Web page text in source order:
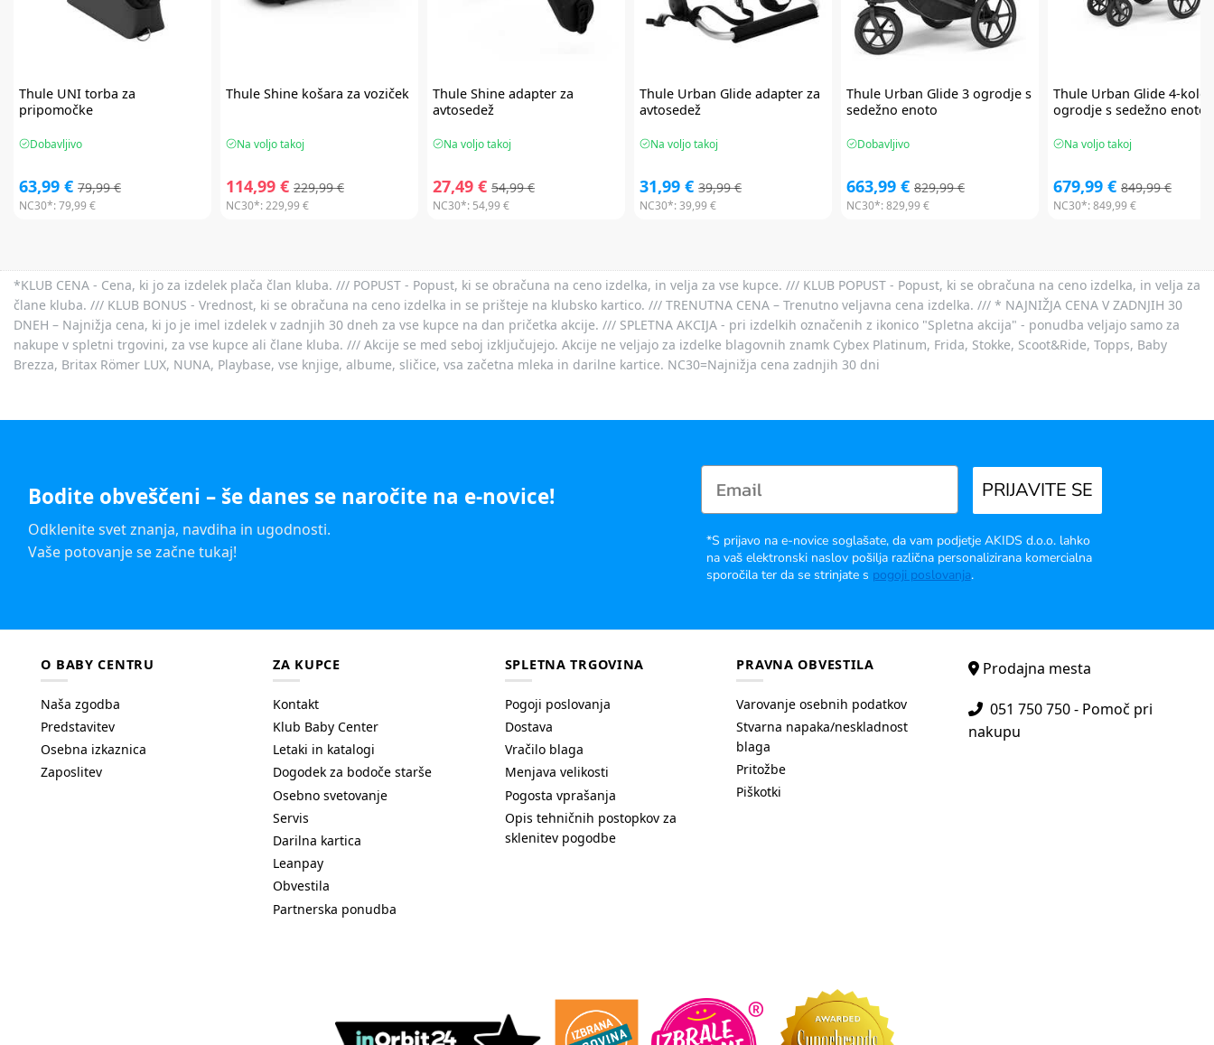
ThuleUNI torba za
pripomočke
Dobavljivo
63,99 € 79,99 €
NC30*:79,99 €
Thule Shine košara za voziček
Na voljo takoj
114,99 € 229,99 €
NC30*:229,99 €
Thule Shine adapter za
avtosedež
Na voljo takoj
27,49 € 54,99 €
NC30*: 54,99 €
Thule Urban Glide adapter za
avtosedež
Na voljo takoj
31,99 € 39,99 €
NC30*:39,99 €
ThuleUrban Glide 3 ogrodje s
sedežno enoto
Dobavljivo
663,99 € 829,99 €
NC30*:829,99 €
Thule Urban Glide 4-
ogrodje s sedežno enoto
Na voljo takoj
679,99 € 849,99 €
NC30*:849,99 €
*KLUB CENA - Cena, ki jo za izdelek plača član kluba. /// POPUST - Popust, ki se obračuna na ceno izdelka, in velja za vse kupce. /// KLUB POPUST - Popust, ki se obračuna na ceno izdelka, in velja za
člane kluba. /// KLUB BONUS - Vrednost, ki se obračuna na ceno izdelka in se prišteje na klubsko kartico. /// TRENUTNA CENA – Trenutno veljavna cena izdelka. /// * NAJNIŽJA CENA V ZADNJIH 30
DNEH – Najnižja cena, ki jo je imel izdelek v zadnjih 30 dneh za vse kupce na dan pričetka akcije. /// SPLETNA AKCIJA - pri izdelkih označenih z ikonico "Spletna akcija" - ponudba veljajo samo za
nakupe v spletni trgovini, za vse kupce ali člane kluba. /// Akcije se med seboj izključujejo. Akcije ne veljajo za izdelke blagovnih znamk Cybex Platinum, Frida, Stokke, Scoot&Ride, Topps, Baby
Brezza, Britax Römer LUX, NUNA, Playbase, vse knjige, albume, sličice, vsa začetna mleka in darilne kartice. NC30=Najnižja cena zadnjih 30 dni
Bodite obveščeni – še danes se naročite na e-novice!
Odklenite svet znanja, navdiha in ugodnosti.
Vaše potovanje se začne tukaj!
PRIJAVITE SE
*S prijavo na e-novice soglašate, da vam podjetje AKIDS d.o.o. lahko
na vaš elektronski naslov pošilja različna personalizirana komercialna
sporočila ter da se strinjate s pogoji poslovanja.
O BABY CENTRU
Naša zgodba
Predstavitev
Osebna izkaznica
Zaposlitev
ZA KUPCE
Kontakt
Klub Baby Center
Letaki in katalogi
Dogodek za bodoče starše
Osebno svetovanje
Servis
Darilna kartica
Leanpay
Obvestila
Partnerska ponudba
SPLETNA TRGOVINA
Pogoji poslovanja
Dostava
Vračilo blaga
Menjava velikosti
Pogosta vprašanja
Opis tehničnih postopkov za
sklenitev pogodbe
PRAVNA OBVESTILA
Varovanje osebnih podatkov
Stvarna napaka/neskladnost
blaga
Pritožbe
Piškotki
Prodajna mesta
051 750 750 - Pomoč pri
nakupu